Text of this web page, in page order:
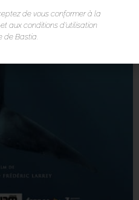
de vous conformer à la
aux conditions d’utilisation
de Bastia.